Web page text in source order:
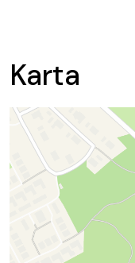
Karta